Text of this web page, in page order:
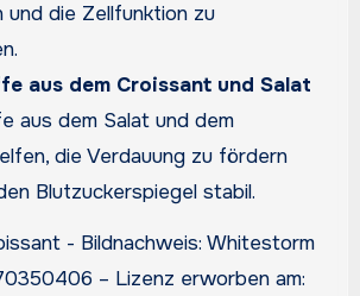
und die Zellfunktion zu
aus dem Croissant und Salat
aus dem Salat und dem
die Verdauung zu fördern
Blutzuckerspiegel stabil.